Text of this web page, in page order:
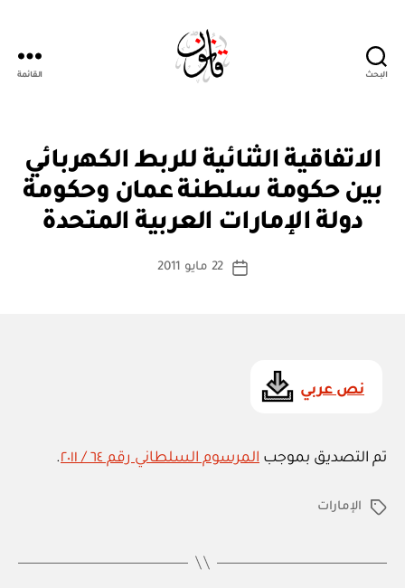
البحث القائمة
التصنيفات
الاتفاقية الثنائية للربط الكهربائي
بين حكومة سلطنة عمان وحكومة
دولة الإمارات العربية المتحدة
كاتب
بو
س
ة
تاريخ
22 مايو 2011
نص عربي
تم التصديق بموجب المرسوم السلطاني رقم ٦٤ / ٢٠١١ .
الوسومالإمارات